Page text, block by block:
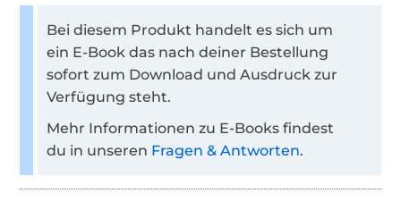
Bei diesem Produkt handelt es sich um
ein E-Book das nach deiner Bestellung
sofort zum Download und Ausdruck zur
Verfügung steht.
Mehr Informationen zu E-Books findest
du in unseren Fragen & Antworten.